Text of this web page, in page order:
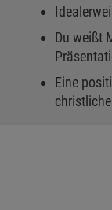
Du weißt
Eine